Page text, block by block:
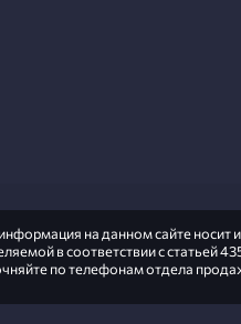
на данном сайте
в соответствии с статьей
по телефонам отдела